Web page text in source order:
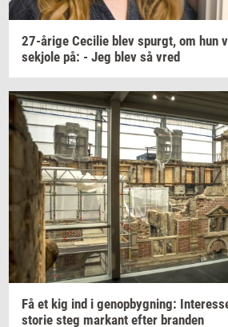
27-​årige Ce­ci­lie blev spurgt, om hun
sekjo­le på: - Jeg blev så vred
Få et kig ind i genop­byg­ning:
sto­rie steg mar­kant efter bran­den